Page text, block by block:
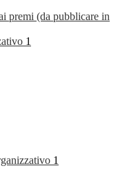
premi (da pubblicare in
1
1